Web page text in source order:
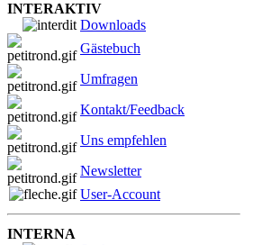
INTERAKTIV
Downloads
Gästebuch
Umfragen
Kontakt/Feedback
Uns empfehlen
Newsletter
User-Account
INTERNA